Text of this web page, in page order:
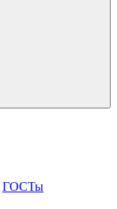
ГОСТы